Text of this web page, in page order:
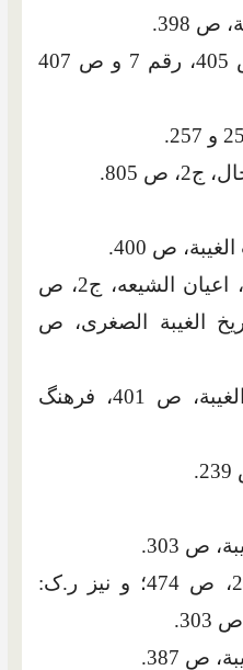
4. شيخ طوسي، رجال، ص 405، رقم 7 و ص 407
9. ر.ک: سيد محسن امين، اعيان الشيعه، ج2، ص
الغيبة الصغری، ص
10. شيخ طوسي، كتاب الغيبة، ص 401، فرهنگ
14. طبرسی، الاحتجاج، ج2، ص 474؛ و نيز ر.ک: